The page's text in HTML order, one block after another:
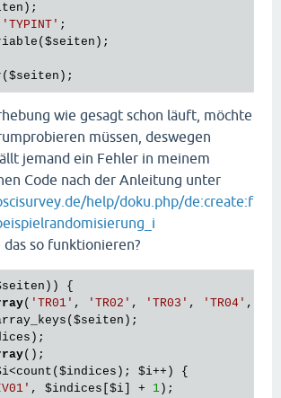
'TYPINT' ;
$seiten );
$seiten
wie gesagt schon läuft, möchte
müssen, deswegen
jemand ein Fehler in meinem
Code nach der Anleitung unter
help/doku.php/de:create:f
so funktionieren?
( 'TR01' , 'TR02' , 'TR03' , 'TR04' ,
$seiten );
<count( $indices ); $i++) {
, $indices $i ] + 1 );